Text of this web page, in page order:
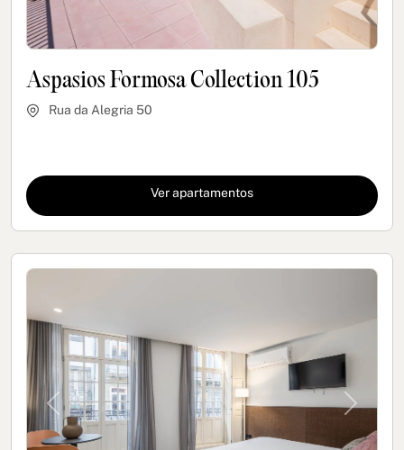
Aspasios Formosa Collection 105
Rua da Alegria 50
Ver apartamentos
Previous Next